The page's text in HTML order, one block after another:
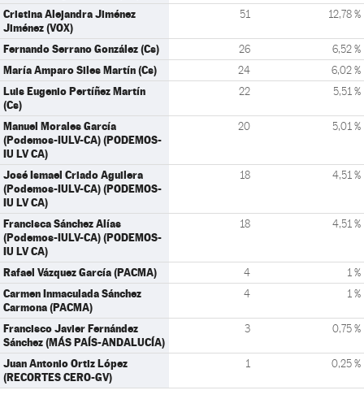
Cristina Alejandra Jiménez
Jiménez (VOX)
51 12,78 %
Fernando Serrano González (Cs) 26 6,52 %
María Amparo Siles Martín (Cs) 24 6,02 %
Luis Eugenio Pertíñez Martín
(Cs)
22 5,51 %
Manuel Morales García
(Podemos-IULV-CA) (PODEMOS-
IU LV CA)
20 5,01 %
José Ismael Criado Aguilera
(Podemos-IULV-CA) (PODEMOS-
IU LV CA)
18 4,51 %
Francisca Sánchez Alías
(Podemos-IULV-CA) (PODEMOS-
IU LV CA)
18 4,51 %
Rafael Vázquez García (PACMA) 4 1 %
Carmen Inmaculada Sánchez
Carmona (PACMA)
4 1 %
Francisco Javier Fernández
Sánchez (MÁS PAÍS-ANDALUCÍA)
3 0,75 %
Juan Antonio Ortiz López
(RECORTES CERO-GV)
1 0,25 %